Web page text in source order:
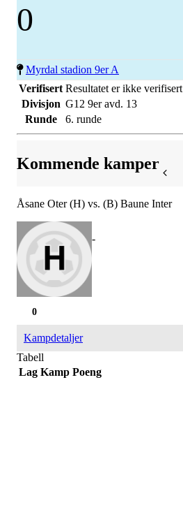
0
Myrdal stadion 9er A
Verifisert Resultatet er ikke verifisert
Divisjon G12 9er avd. 13
Runde
6. runde
Kommende kamper
Åsane Oter (H) vs. (B) Baune Inter
-
0
Kampdetaljer
Tabell
Lag Kamp Poeng